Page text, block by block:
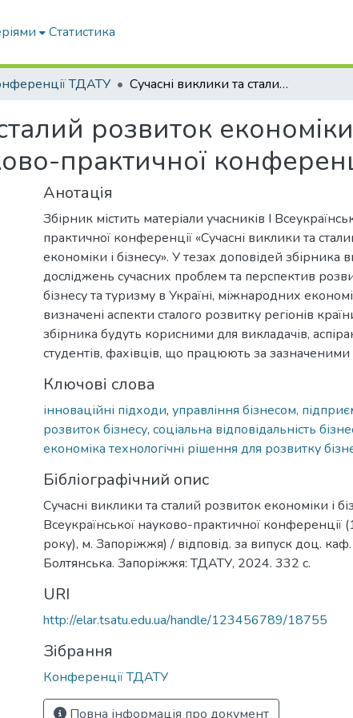
Статистика
ТДАТУ Сучасні виклики та сталий розвиток економіки і бізнесу: матеріали I Всеукраїнської науково-практичної конференції
розвиток економіки
практичної
Анотація
Збірник містить матеріали учасників I
практичної конференції «Сучасні виклики та
економіки і бізнесу». У тезах доповідей збірника
досліджень сучасних проблем та перспектив
бізнесу та туризму в Україні, міжнародних
визначені аспекти сталого розвитку регіонів
збірника будуть корисними для викладачів,
студентів, фахівців, що працюють за
Ключові слова
інноваційні підходи, управління бізнесом,
розвиток бізнесу, соціальна відповідальність
економіка технологічні рішення для розвитку
Бібліографічний опис
Сучасні виклики та сталий розвиток економіки і
Всеукраїнської науково-практичної конференції
року), м. Запоріжжя) / відповід. за випуск доц. каф.
Болтянська. Запоріжжя: ТДАТУ, 2024. 332 с.
URI
http://elar.tsatu.edu.ua/handle/123456789/18755
Зібрання
Конференції ТДАТУ
Повна інформація про документ